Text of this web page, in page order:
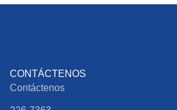
CONTÁCTENOS
Contáctenos